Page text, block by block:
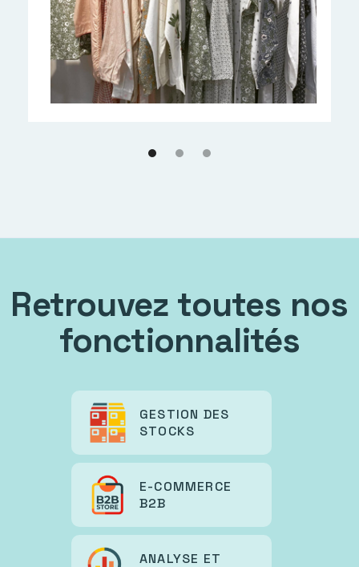
Retrouvez toutes nos
fonctionnalités
GESTION DES
STOCKS
E-COMMERCE
B2B
ANALYSE ET